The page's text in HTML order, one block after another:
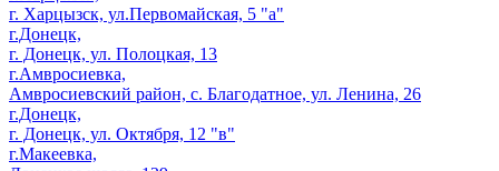
г. Харцызск, ул.Первомайская, 5 "а"
г.Донецк,
г. Донецк, ул. Полоцкая, 13
г.Амвросиевка,
Амвросиевский район, с. Благодатное, ул. Ленина, 26
г.Донецк,
г. Донецк, ул. Октября, 12 "в"
г.Макеевка,